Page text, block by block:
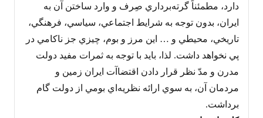
دارد، مطمئناً گرته‌برداري صِرف و وارد ساختن آن به
ايران، بدون توجه به شرايط اجتماعي، سياسي، فرهنگي،
تاريخي، محيطي و … اين مرز و بوم، چيزي جز ناکامي در
پي نخواهد داشت. لذا، بايد با توجه به ثمرات مفيد دولت
مدرن و مدّ نظر قرار دادن اقتضاآت ايران زمين و
مردمان آن، به سوي ارائه نظريه‌اي بومي از دولت گام
برداشت.